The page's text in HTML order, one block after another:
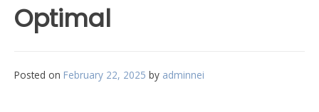
Optimal
Posted on February 22, 2025 by adminnei